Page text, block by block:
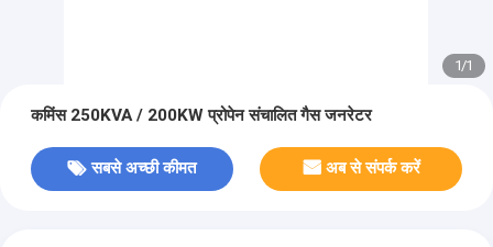
1/1
कमिंस 250KVA / 200KW प्रोपेन संचालित गैस जनरेटर
सबसे अच्छी कीमत अब से संपर्क करें